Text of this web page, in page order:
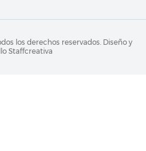
los derechos reservados. Diseño y
Staffcreativa